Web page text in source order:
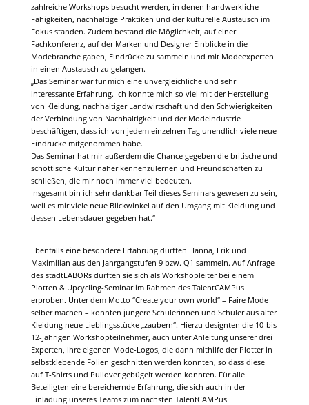
zahlreiche Workshops besucht werden, in denen handwerkliche
Fähigkeiten, nachhaltige Praktiken und der kulturelle Austausch im
Fokus standen. Zudem bestand die Möglichkeit, auf einer
Fachkonferenz, auf der Marken und Designer Einblicke in die
Modebranche gaben, Eindrücke zu sammeln und mit Modeexperten
in einen Austausch zu gelangen.
„Das Seminar war für mich eine unvergleichliche und sehr
interessante Erfahrung. Ich konnte mich so viel mit der Herstellung
von Kleidung, nachhaltiger Landwirtschaft und den Schwierigkeiten
der Verbindung von Nachhaltigkeit und der Modeindustrie
beschäftigen, dass ich von jedem einzelnen Tag unendlich viele neue
Eindrücke mitgenommen habe.
Das Seminar hat mir außerdem die Chance gegeben die britische und
schottische Kultur näher kennenzulernen und Freundschaften zu
schließen, die mir noch immer viel bedeuten.
Insgesamt bin ich sehr dankbar Teil dieses Seminars gewesen zu sein,
weil es mir viele neue Blickwinkel auf den Umgang mit Kleidung und
dessen Lebensdauer gegeben hat.“
Ebenfalls eine besondere Erfahrung durften Hanna, Erik und
Maximilian aus den Jahrgangstufen 9 bzw. Q1 sammeln. Auf Anfrage
des stadtLABORs durften sie sich als Workshopleiter bei einem
Plotten & Upcycling-Seminar im Rahmen des TalentCAMPus
erproben. Unter dem Motto “Create your own world“ – Faire Mode
selber machen – konnten jüngere Schülerinnen und Schüler aus alter
Kleidung neue Lieblingsstücke „zaubern“. Hierzu designten die 10-bis
12-Jährigen Workshopteilnehmer, auch unter Anleitung unserer drei
Experten, ihre eigenen Mode-Logos, die dann mithilfe der Plotter in
selbstklebende Folien geschnitten werden konnten, so dass diese
auf T-Shirts und Pullover gebügelt werden konnten. Für alle
Beteiligten eine bereichernde Erfahrung, die sich auch in der
Einladung unseres Teams zum nächsten TalentCAMPus